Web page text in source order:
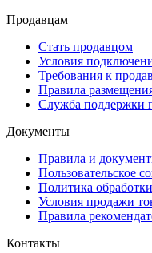
Продавцам
Стать продавцом
Условия
Требования к
Правила
Служба поддержки
Документы
Правила и
Пользовательское
Политика
Условия продажи
Правила
Контакты